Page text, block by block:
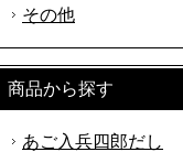
その他
商品から探す
あご入兵四郎だし